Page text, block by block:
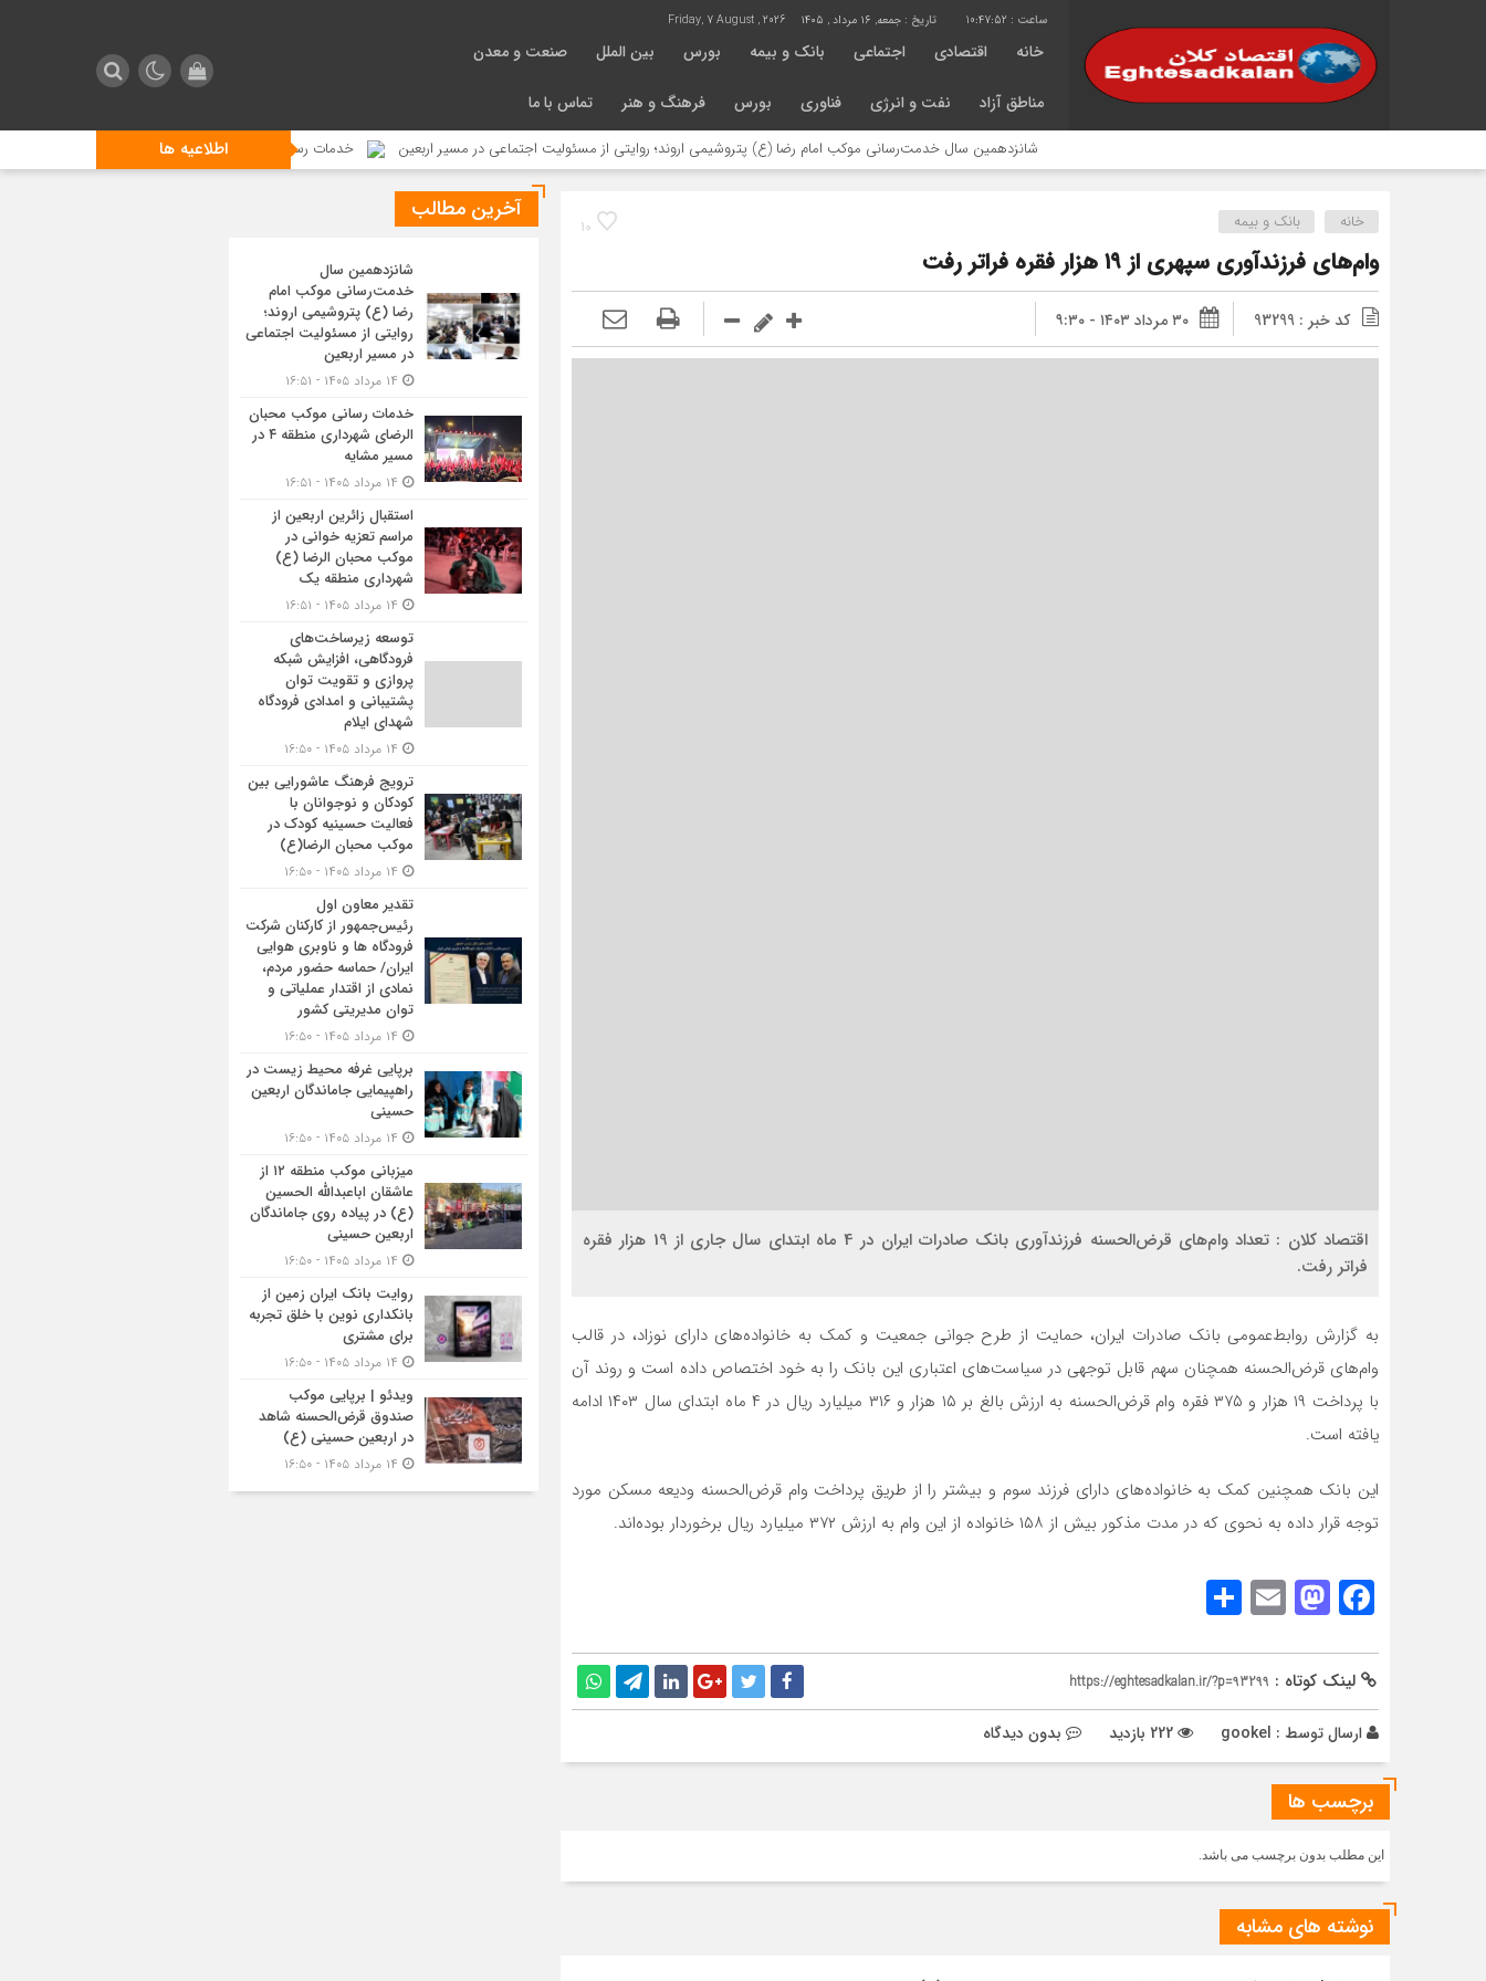
10:47:53 تاریخ : جمعه, ۱۶ مرداد , ۱۴۰۵ Friday, 7 August , 2026
خانه اقتصادی اجتماعی بانک و بیمه بورس بین الملل صنعت و معدن
مناطق آزاد نفت و انرژی فناوری بورس فرهنگ و هنر تماس با ما
اطلاعیه ها شانزدهمین سال خدمت‌رسانی موکب امام رضا (ع) پتروشیمی اروند؛ روایتی از مسئولیت اجتماعی در مسیر اربعین خدمات رسانی موکب محبان الرضای شهرداری منطقه ۴ در مسیر مشایه
10 خانه بانک و بیمه
وام‌های فرزندآوری سپهری از ۱۹ هزار فقره فراتر رفت
کد خبر : 93299 ۳۰ مرداد ۱۴۰۳ - ۹:۳۰
اقتصاد کلان : تعداد وام‌های قرض‌الحسنه فرزندآوری بانک صادرات ایران در 4 ماه ابتدای سال جاری از 19 هزار فقره
فراتر رفت.
به گزارش روابط‌عمومی بانک صادرات ایران، حمایت از طرح جوانی جمعیت و کمک به خانواده‌های دارای نوزاد، در قالب
وام‌های قرض‌الحسنه همچنان سهم قابل توجهی در سیاست‌های اعتباری این بانک را به خود اختصاص داده است و روند آن
با پرداخت ۱۹ هزار و ۳۷۵ فقره وام قرض‌الحسنه به ارزش بالغ بر ۱۵ هزار و ۳۱۶ میلیارد ریال در ۴ ماه ابتدای سال ۱۴۰۳ ادامه
یافته است.
این بانک همچنین کمک به خانواده‌های دارای فرزند سوم و بیشتر را از طریق پرداخت وام قرض‌الحسنه ودیعه مسکن مورد
توجه قرار داده به نحوی که در مدت مذکور بیش از ۱۵۸ خانواده از این وام به ارزش ۳۷۲ میلیارد ریال برخوردار بوده‌اند.
Facebook
Mastodon
Email
لینک کوتاه : https://eghtesadkalan.ir/?p=93299
ارسال توسط : gookel بدون دیدگاه
برچسب ها
این مطلب بدون برچسب می باشد.
نوشته های مشابه
آخرین مطالب
شانزدهمین سال
خدمت‌رسانی موکب امام
رضا (ع) پتروشیمی اروند؛
روایتی از مسئولیت اجتماعی
در مسیر اربعین
خدمات رسانی موکب محبان
الرضای شهرداری منطقه ۴ در
مسیر مشایه
استقبال زائرین اربعین از
مراسم تعزیه خوانی در
موکب محبان الرضا (ع)
شهرداری منطقه یک
توسعه زیرساخت‌های
فرودگاهی، افزایش شبکه
پروازی و تقویت توان
پشتیبانی و امدادی فرودگاه
شهدای ایلام
ترویج فرهنگ عاشورایی بین
کودکان و نوجوانان با
فعالیت حسینیه کودک در
موکب محبان الرضا(ع)
تقدیر معاون اول
رئیس‌جمهور از کارکنان شرکت
فرودگاه ها و ناوبری هوایی
ایران/ حماسه حضور مردم،
نمادی از اقتدار عملیاتی و
توان مدیریتی کشور
برپایی غرفه محیط زیست در
راهپیمایی جاماندگان اربعین
حسینی
میزبانی موکب منطقه ۱۲ از
عاشقان اباعبدالله الحسین
(ع) در پیاده روی جاماندگان
اربعین حسینی
روایت بانک ایران زمین از
بانکداری نوین با خلق تجربه
برای مشتری
ویدئو | برپایی موکب
صندوق قرض‌الحسنه شاهد
در اربعین حسینی (ع)